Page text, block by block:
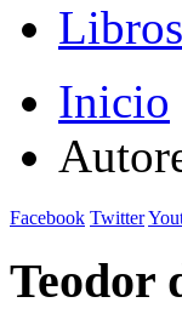
Inicio
Facebook Twitter
Teodor